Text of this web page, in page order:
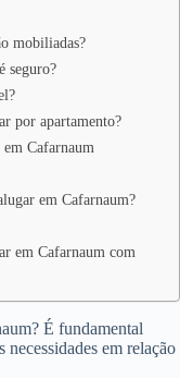
mobiliadas?
seguro?
por apartamento?
Cafarnaum
em Cafarnaum?
em Cafarnaum com
É fundamental
em relação